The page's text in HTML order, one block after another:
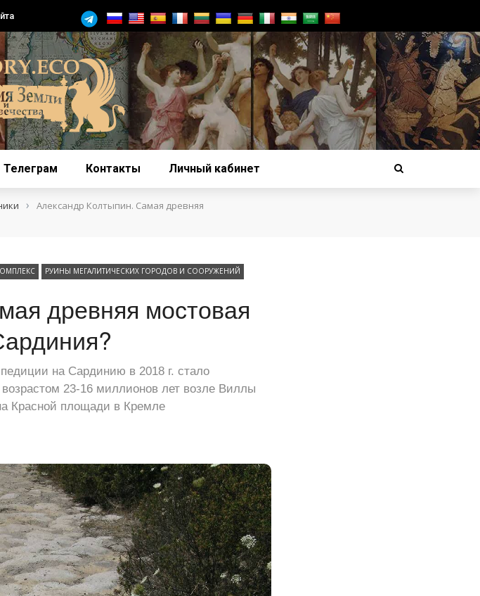
Телеграм Контакты Личный кабинет
›
Александр Колтыпин. Cамая древняя
РУИНЫ МЕГАЛИТИЧЕСКИХ ГОРОДОВ И СООРУЖЕНИЙ
древняя мостовая
на Сардинию в 2018 г. стало
23-16 миллионов лет возле Виллы
Красной площади в Кремле